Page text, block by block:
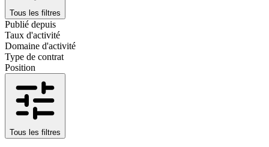
Tous les filtres
Publié depuis
Taux d'activité
Domaine d'activité
Type de contrat
Position
Tous les filtres